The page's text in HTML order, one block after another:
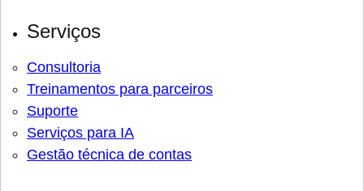
Serviços
Consultoria
Treinamentos para parceiros
Suporte
Serviços para IA
Gestão técnica de contas